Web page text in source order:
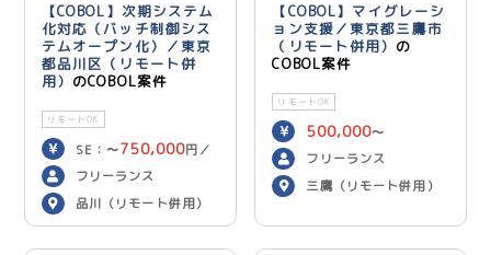
【COBOL】次期システム
化対応（バッチ制御シス
テムオープン化）／東京
都品川区（リモート併
用） のCOBOL案件
リモートOK
SE：〜750,000円／
月 PG：〜700,000
／月
フリーランス
品川（リモート併用）
【COBOL】マイグレーシ
ョン支援／東京都三鷹市
（リモート併用） の
COBOL案件
リモートOK
500,000〜
600,000 円／月
フリーランス
三鷹（リモート併用）